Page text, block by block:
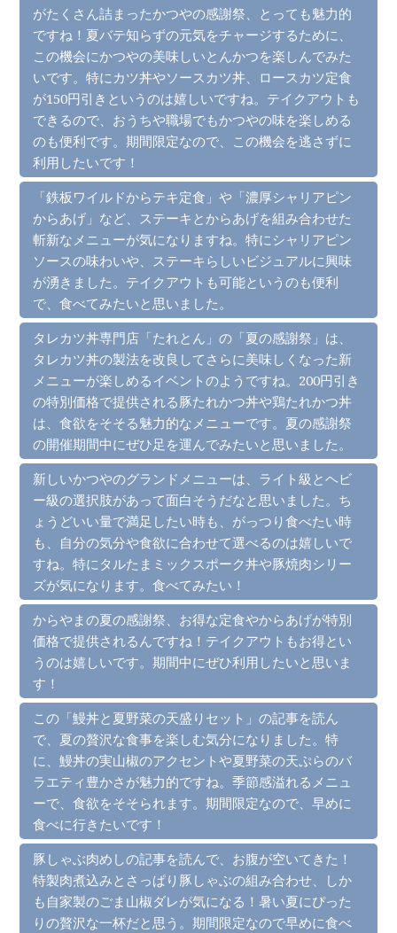
がたくさん詰まったかつやの感謝祭、とっても魅力的
ですね！夏バテ知らずの元気をチャージするために、
この機会にかつやの美味しいとんかつを楽しんでみた
いです。特にカツ丼やソースカツ丼、ロースカツ定食
が150円引きというのは嬉しいですね。テイクアウトも
できるので、おうちや職場でもかつやの味を楽しめる
のも便利です。期間限定なので、この機会を逃さずに
利用したいです！
「鉄板ワイルドからテキ定食」や「濃厚シャリアピン
からあげ」など、ステーキとからあげを組み合わせた
斬新なメニューが気になりますね。特にシャリアピン
ソースの味わいや、ステーキらしいビジュアルに興味
が湧きました。テイクアウトも可能というのも便利
で、食べてみたいと思いました。
タレカツ丼専門店「たれとん」の「夏の感謝祭」は、
タレカツ丼の製法を改良してさらに美味しくなった新
メニューが楽しめるイベントのようですね。200円引き
の特別価格で提供される豚たれかつ丼や鶏たれかつ丼
は、食欲をそそる魅力的なメニューです。夏の感謝祭
の開催期間中にぜひ足を運んでみたいと思いました。
新しいかつやのグランドメニューは、ライト級とヘビ
ー級の選択肢があって面白そうだなと思いました。ち
ょうどいい量で満足したい時も、がっつり食べたい時
も、自分の気分や食欲に合わせて選べるのは嬉しいで
すね。特にタルたまミックスポーク丼や豚焼肉シリー
ズが気になります。食べてみたい！
からやまの夏の感謝祭、お得な定食やからあげが特別
価格で提供されるんですね！テイクアウトもお得とい
うのは嬉しいです。期間中にぜひ利用したいと思いま
す！
この「鰻丼と夏野菜の天盛りセット」の記事を読ん
で、夏の贅沢な食事を楽しむ気分になりました。特
に、鰻丼の実山椒のアクセントや夏野菜の天ぷらのバ
ラエティ豊かさが魅力的ですね。季節感溢れるメニュ
ーで、食欲をそそられます。期間限定なので、早めに
食べに行きたいです！
豚しゃぶ肉めしの記事を読んで、お腹が空いてきた！
特製肉煮込みとさっぱり豚しゃぶの組み合わせ、しか
も自家製のごま山椒ダレが気になる！暑い夏にぴった
りの贅沢な一杯だと思う。期間限定なので早めに食べ